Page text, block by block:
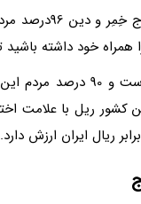
زبان رسمی
خود داشته باشید